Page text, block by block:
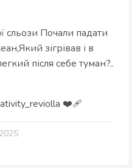
сльози Почали падати
зігрівав і в
після себе туман?..
❤️‍🩹